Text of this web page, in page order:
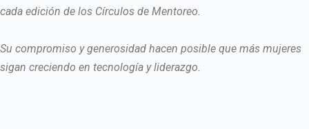
cada edición de los Círculos de Mentoreo.
Su compromiso y generosidad hacen posible que más mujeres
sigan creciendo en tecnología y liderazgo.